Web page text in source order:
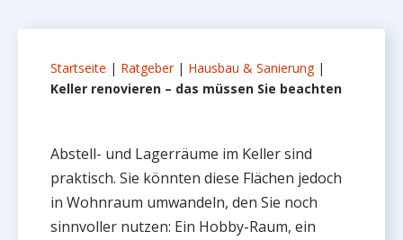
Startseite | Ratgeber| Hausbau & Sanierung|
Keller renovieren – das müssen Sie beachten
Abstell- und Lagerräume im Keller sind
praktisch. Sie könnten diese Flächen jedoch
in Wohnraum umwandeln, den Sie noch
sinnvoller nutzen: Ein Hobby-Raum, ein